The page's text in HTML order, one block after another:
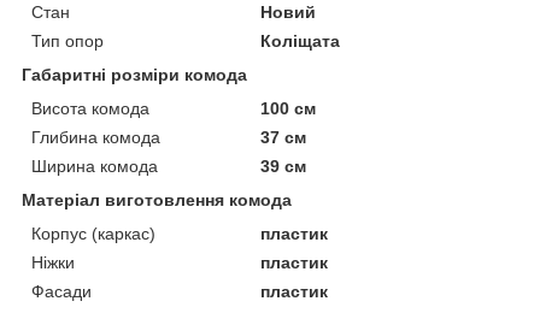
Стан
Новий
Тип опор
Коліщата
Габаритні розміри комода
Висота комода
100 см
Глибина комода
37 см
Ширина комода
39 см
Матеріал виготовлення комода
Корпус (каркас)
пластик
Ніжки
пластик
Фасади
пластик